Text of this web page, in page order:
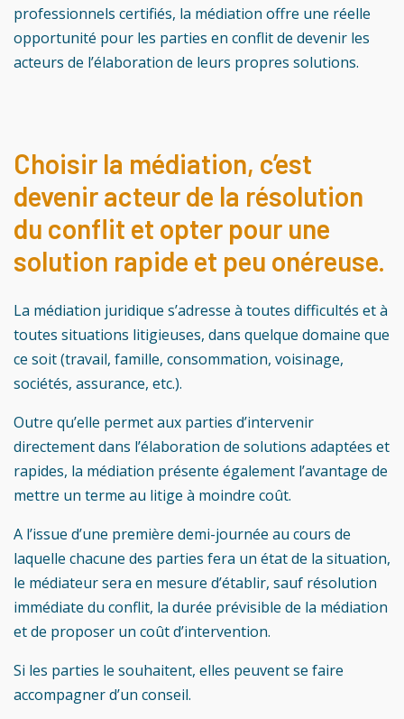
professionnels certifiés, la médiation offre une réelle
opportunité pour les parties en conflit de devenir les
acteurs de l’élaboration de leurs propres solutions.
Choisir la médiation, c’est
devenir acteur de la résolution
du conflit et opter pour une
solution rapide et peu onéreuse.
La médiation juridique s’adresse à toutes difficultés et à
toutes situations litigieuses, dans quelque domaine que
ce soit (travail, famille, consommation, voisinage,
sociétés, assurance, etc.).
Outre qu’elle permet aux parties d’intervenir
directement dans l’élaboration de solutions adaptées et
rapides, la médiation présente également l’avantage de
mettre un terme au litige à moindre coût.
A l’issue d’une première demi-journée au cours de
laquelle chacune des parties fera un état de la situation,
le médiateur sera en mesure d’établir, sauf résolution
immédiate du conflit, la durée prévisible de la médiation
et de proposer un coût d’intervention.
Si les parties le souhaitent, elles peuvent se faire
accompagner d’un conseil.